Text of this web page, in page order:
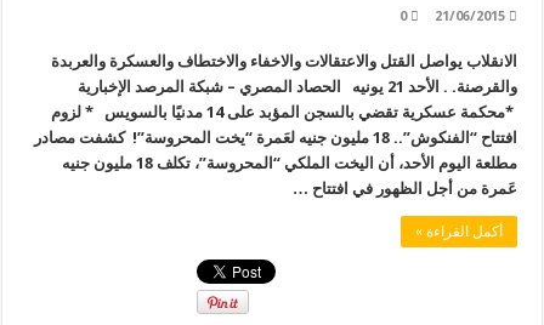
21/06/2015
0
الانقلاب يواصل القتل والاعتقالات والاخفاء والاختطاف والعسكرة والعربدة
والقرصنة. . الأحد 21 يونيه الحصاد المصري – شبكة المرصد الإخبارية
*محكمة عسكرية تقضي بالسجن المؤبد على 14 مدنيًا ب‏السويس * لزوم
افتتاح “الفنكوش”.. 18 مليون جنيه لعَمرة “يخت المحروسة”! كشفت مصادر
مطلعة اليوم الأحد، أن اليخت الملكي “المحروسة”، تكلف 18 مليون جنيه
عَمرة من أجل الظهور في افتتاح …
أكمل القراءة »